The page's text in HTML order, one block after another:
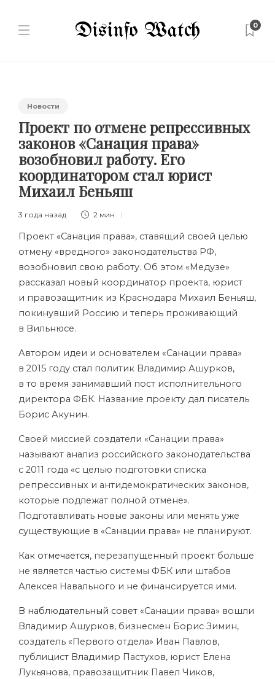
0
Новости
Проект по отмене репрессивных
законов «Санация права»
возобновил работу. Его
координатором стал юрист
Михаил Беньяш
3 года назад 2 мин
Проект «Санация права», ставящий своей целью
отмену «вредного» законодательства РФ,
возобновил свою работу. Об этом «Медузе»
рассказал новый координатор проекта, юрист
и правозащитник из Краснодара Михаил Беньяш,
покинувший Россию и теперь проживающий
в Вильнюсе.
Автором идеи и основателем «Санации права»
в 2015 году стал политик Владимир Ашурков,
в то время занимавший пост исполнительного
директора ФБК. Название проекту дал писатель
Борис Акунин.
Своей миссией создатели «Санации права»
называют анализ российского законодательства
с 2011 года «с целью подготовки списка
репрессивных и антидемократических законов,
которые подлежат полной отмене».
Подготавливать новые законы или менять уже
существующие в «Санации права» не планируют.
Как отмечается, перезапущенный проект больше
не является частью системы ФБК или штабов
Алексея Навального и не финансируется ими.
В наблюдательный совет «Санации права» вошли
Владимир Ашурков, бизнесмен Борис Зимин,
создатель «Первого отдела» Иван Павлов,
публицист Владимир Пастухов, юрист Елена
Лукьянова, правозащитник Павел Чиков,